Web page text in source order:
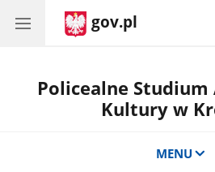
gov.pl
Policealne
Kultury w
MENU